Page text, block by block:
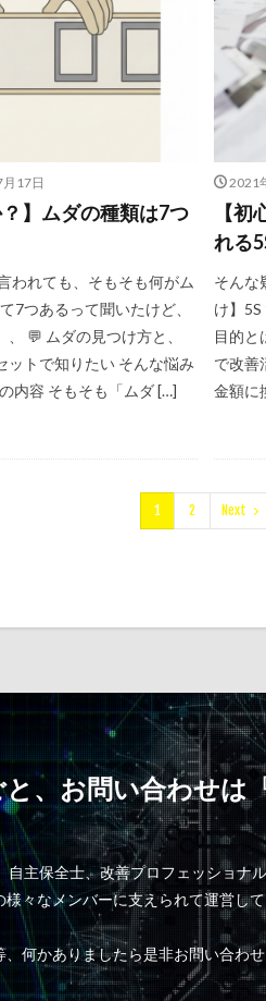
17日
？】ムダの種類は7つ
われても、そもそも何がム
7つあるって聞いたけど、
💬 ムダの見つけ方と、
ットで知りたい そんな悩み
内容 そもそも「ムダ […]
2021
【
れる
そんな
け】
目的と
で改善
金額に
1 2 Next
、お問い合わせは
自主保全士、改善プロフェッショナ
々なメンバーに支えられて運営し
何かありましたら是非お問い合わ